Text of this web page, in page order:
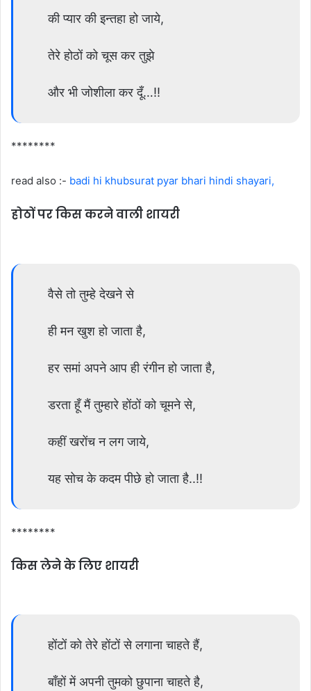
की प्यार की इन्तहा हो जाये,
तेरे होठों को चूस कर तुझे
और भी जोशीला कर दूँ…!!
********
read also :- badi hi khubsurat pyar bhari hindi shayari,
होठों पर किस करने वाली शायरी
वैसे तो तुम्हे देखने से
ही मन खुश हो जाता है,
हर समां अपने आप ही रंगीन हो जाता है,
डरता हूँ मैं तुम्हारे होंठों को चूमने से,
कहीं खरोंच न लग जाये,
यह सोच के कदम पीछे हो जाता है..!!
********
किस लेने के लिए शायरी
होंटों को तेरे होंटों से लगाना चाहते हैं,
बाँहों में अपनी तुमको छुपाना चाहते है,